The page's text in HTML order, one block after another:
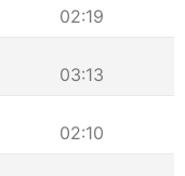
02:19
03:13
02:10